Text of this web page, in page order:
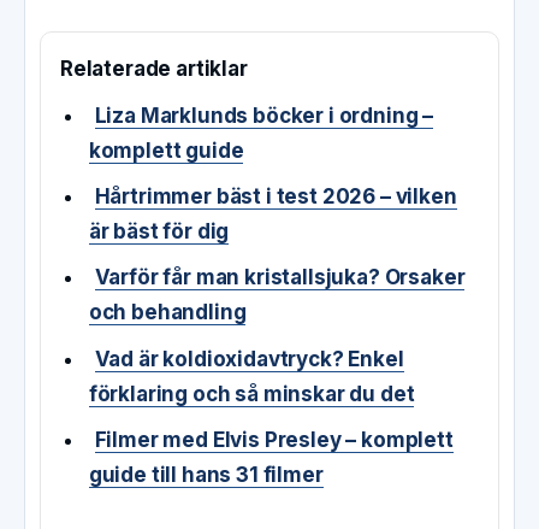
Relaterade artiklar
Liza Marklunds böcker i ordning –
komplett guide
Hårtrimmer bäst i test 2026 – vilken
är bäst för dig
Varför får man kristallsjuka? Orsaker
och behandling
Vad är koldioxidavtryck? Enkel
förklaring och så minskar du det
Filmer med Elvis Presley – komplett
guide till hans 31 filmer